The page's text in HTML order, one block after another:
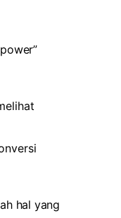
hal yang